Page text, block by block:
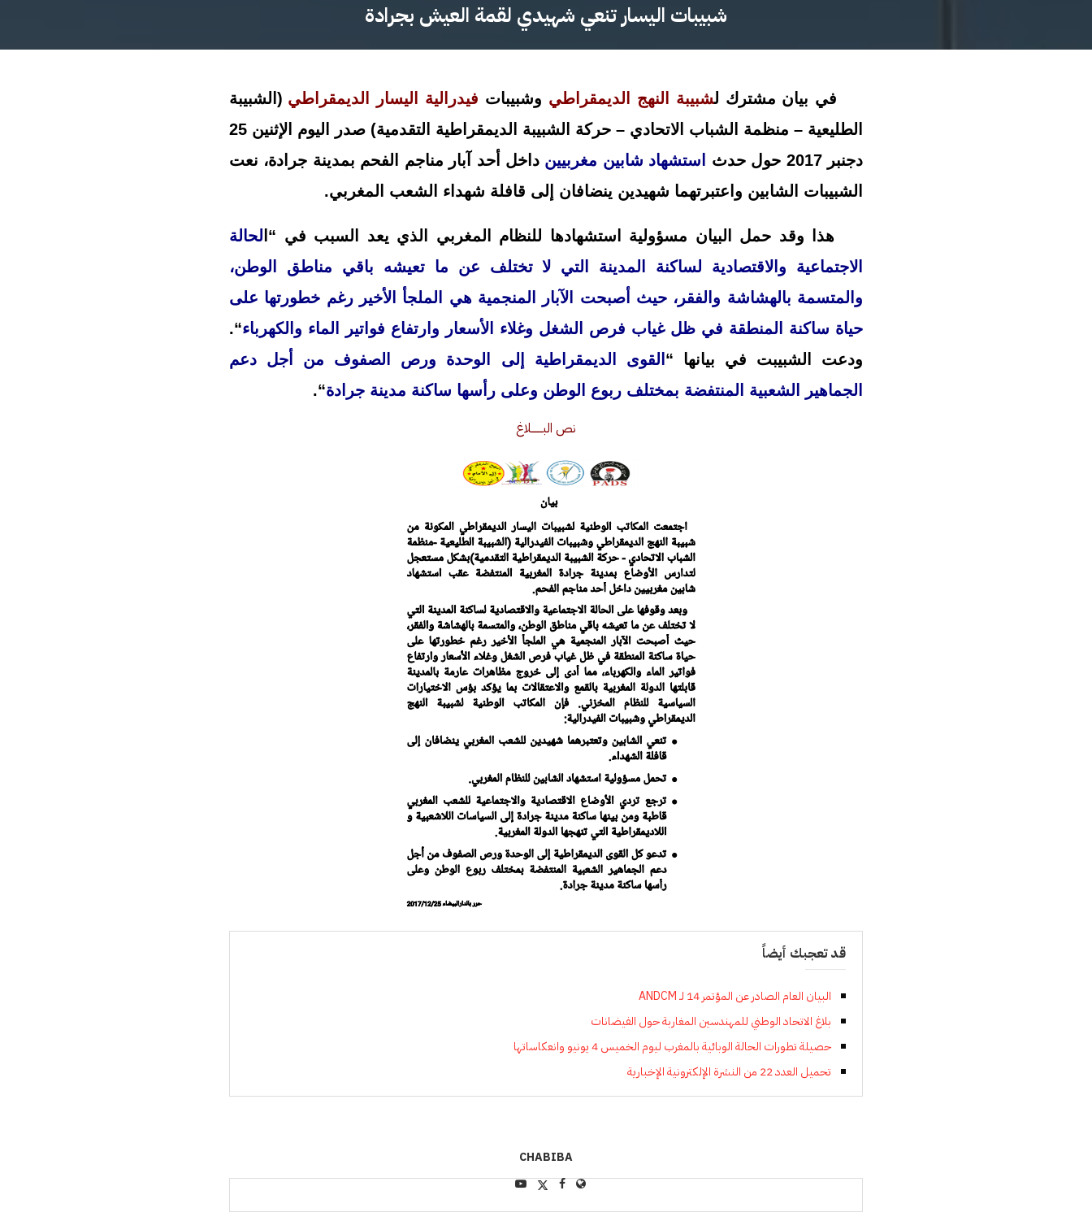
شبيبات اليسار تنعي شهيدي لقمة العيش بجرادة
في بيان مشترك لشبيبة النهج الديمقراطي وشبيبات فيدرالية اليسار الديمقراطي (الشبيبة
الطليعية – منظمة الشباب الاتحادي – حركة الشبيبة الديمقراطية التقدمية) صدر اليوم الإثنين 25
دجنبر 2017 حول حدث
استشهاد شابين مغربيين داخل أحد آبار مناجم الفحم بمدينة جرادة، نعت
الشبيبات الشابين واعتبرتهما شهيدين ينضافان إلى قافلة شهداء الشعب المغربي.
هذا وقد حمل البيان مسؤولية استشهادها للنظام المغربي الذي يعد السبب في “ا لحالة
الاجتماعية والاقتصادية لساكنة المدينة التي لا تختلف عن ما تعيشه باقي مناطق الوطن،
والمتسمة بالهشاشة والفقر، حيث أصبحت الآبار المنجمية هي الملجأ الأخير رغم خطورتها على
حياة ساكنة المنطقة في ظل غياب فرص الشغل وغلاء الأسعار وارتفاع فواتير الماء والكهرباء“.
ودعت الشبيبت في بيانها “ القوى الديمقراطية إلى الوحدة ورص الصفوف من أجل دعم
الجماهير الشعبية المنتفضة بمختلف ربوع الوطن وعلى رأسها ساكنة مدينة جرادة“.
نص البـــــــلاغ
قد تعجبك أيضاً
البيان العام الصادر عن المؤتمر 14 لـ ANDCM
بلاغ الاتحاد الوطني للمهندسين المغاربة حول الفيضانات
حصيلة تطورات الحالة الوبائية بالمغرب ليوم الخميس 4 يونيو وانعكاساتها
تحميل العدد 22 من النشرة الإلكترونية الإخبارية
CHABIBA